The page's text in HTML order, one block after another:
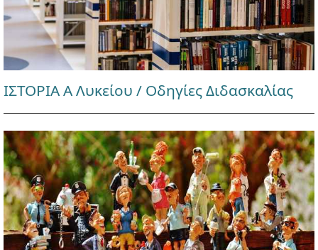
ΙΣΤΟΡΙΑ Α Λυκείου / Οδηγίες Διδασκαλίας